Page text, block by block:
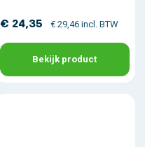
€ 24,35 € 29,46 incl. BTW
Bekijk product